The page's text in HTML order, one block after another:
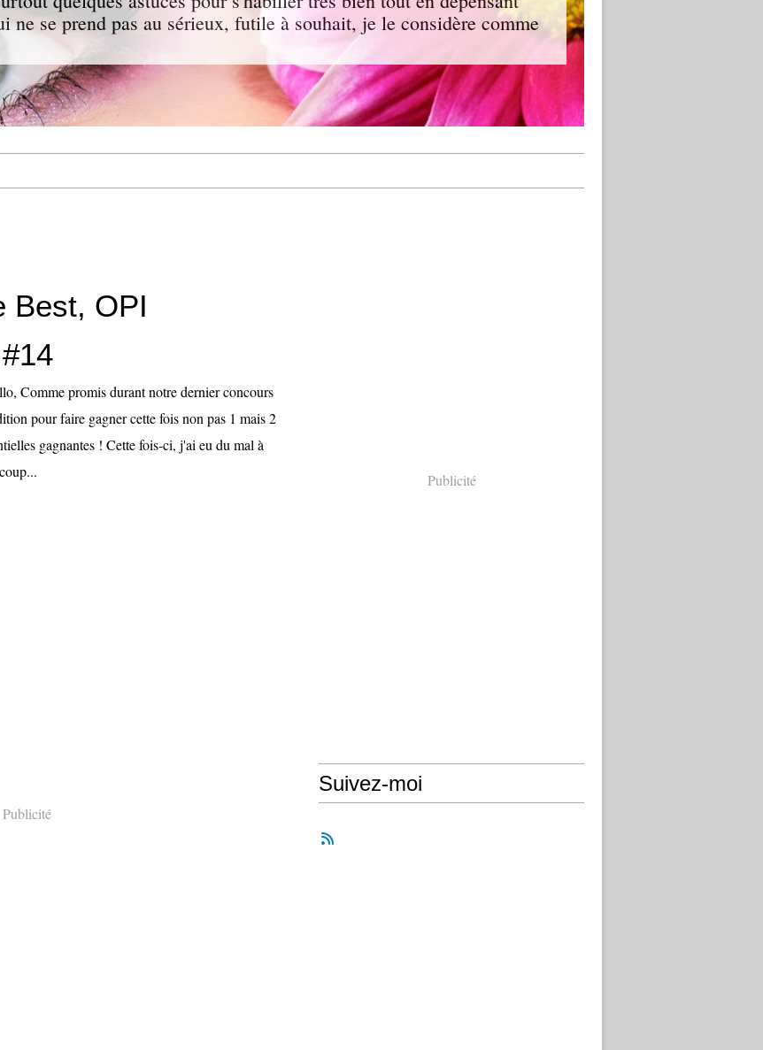
ne se prend pas au sérieux, futile à souhait, je le considère comme
Best, OPI
Comme promis durant notre dernier concours
pour faire gagner cette fois non pas 1 mais 2
gagnantes ! Cette fois-ci, j'ai eu du mal à
Publicité
Publicité
Suivez-moi